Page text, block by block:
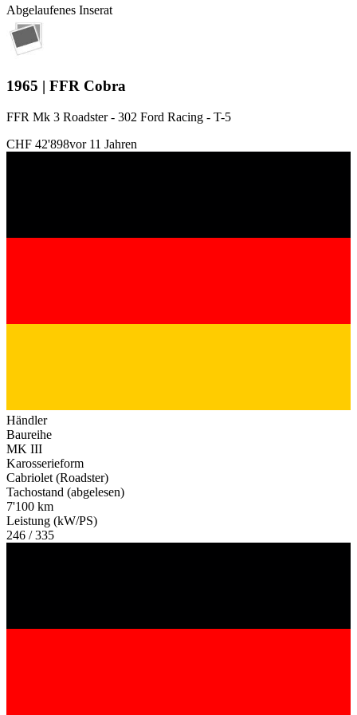
Abgelaufenes Inserat
1965 | FFR Cobra
FFR Mk 3 Roadster - 302 Ford Racing - T-5
CHF 42'898vor 11 Jahren
Händler
Baureihe
MK III
Karosserieform
Cabriolet (Roadster)
Tachostand (abgelesen)
7'100 km
Leistung (kW/PS)
246 / 335